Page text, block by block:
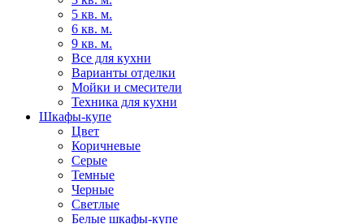
5 кв. м.
6 кв. м.
9 кв. м.
Все для кухни
Варианты отделки
Мойки и смесители
Техника для кухни
Шкафы-купе
Цвет
Коричневые
Серые
Темные
Черные
Светлые
Белые шкафы-купе